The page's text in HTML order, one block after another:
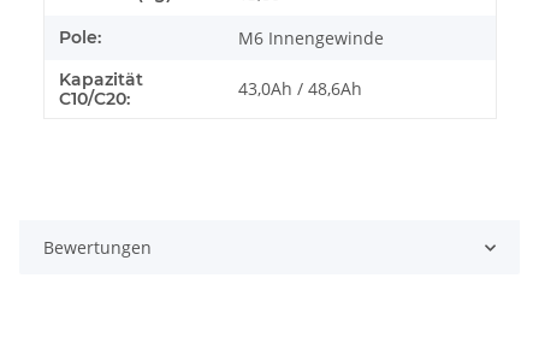
Pole: M6 Innengewinde
Kapazität
C10/C20:
43,0Ah / 48,6Ah
Bewertungen